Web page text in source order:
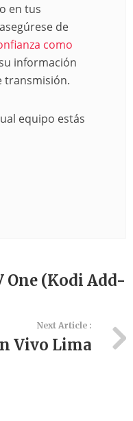
en tus
de
como
información
transmisión.
equipo estás
(Kodi Add-
Next Article :
Vivo Lima